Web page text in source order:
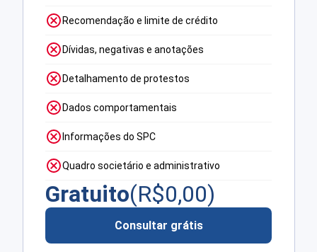
Recomendação e limite de crédito
Dívidas, negativas e anotações
Detalhamento de protestos
Dados comportamentais
Informações do SPC
Quadro societário e administrativo
Gratuito(R$0,00)
Consultar grátis